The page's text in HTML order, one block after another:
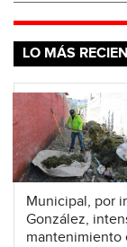
LO MÁS
Municipal, por
González,
mantenimiento